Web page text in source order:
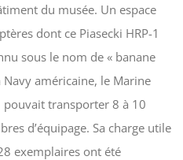
du musée. Un espace
dont ce Piasecki HRP-1
sous le nom de « banane
américaine, le Marine
pouvait transporter 8 à 10
d’équipage. Sa charge utile
exemplaires ont été